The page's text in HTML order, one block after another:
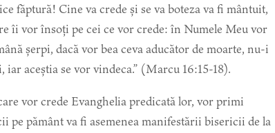
făptură! Cine va crede și se va boteza va fi mântuit,
îi vor însoți pe cei ce vor crede: în Numele Meu vor
șerpi, dacă vor bea ceva aducător de moarte, nu-i
aceștia se vor vindeca.” (Marcu 16:15-18).
vor crede Evanghelia predicată lor, vor primi
pe pământ va fi asemenea manifestării bisericii de la